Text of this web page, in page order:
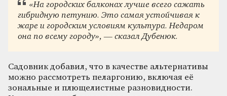
«На городских балконах лучше всего сажать
гибридную петунию. Это самая устойчивая к
жаре и городским условиям культура. Недаром
она по всему городу», — сказал Дубенюк.
Садовник добавил, что в качестве альтернативы
можно рассмотреть пеларгонию, включая её
зональные и плющелистные разновидности.